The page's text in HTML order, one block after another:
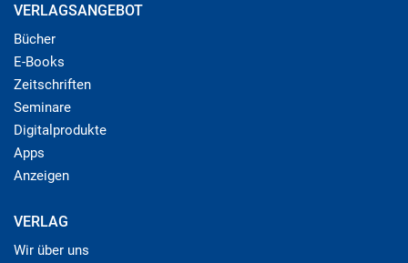
VERLAGSANGEBOT
Bücher
E-Books
Zeitschriften
Seminare
Digitalprodukte
Apps
Anzeigen
VERLAG
Wir über uns